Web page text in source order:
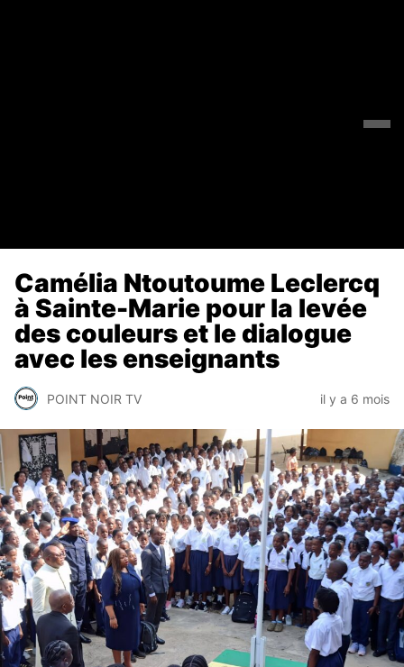
Camélia Ntoutoume Leclercq
à Sainte-Marie pour la levée
des couleurs et le dialogue
avec les enseignants
POINT NOIR TV il y a 6 mois